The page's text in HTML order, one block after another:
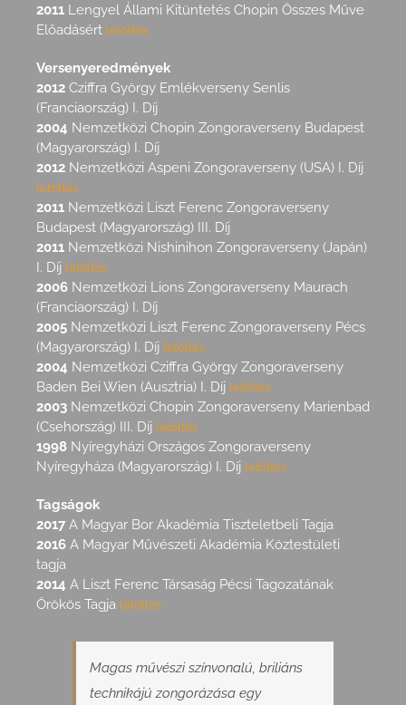
2011 Lengyel Állami Kitüntetés Chopin Összes Műve
Előadásért letöltés
Versenyeredmények
2012 Cziffra György Emlékverseny Senlis
(Franciaország) I. Díj
2004 Nemzetközi Chopin Zongoraverseny Budapest
(Magyarország) I. Díj
2012 Nemzetközi Aspeni Zongoraverseny (USA) I. Díj
letöltés
2011 Nemzetközi Liszt Ferenc Zongoraverseny
Budapest (Magyarország) III. Díj
2011 Nemzetközi Nishinihon Zongoraverseny (Japán)
I. Díj letöltés
2006 Nemzetközi Lions Zongoraverseny Maurach
(Franciaország) I. Díj
2005 Nemzetközi Liszt Ferenc Zongoraverseny Pécs
(Magyarország) I. Díj letöltés
2004 Nemzetközi Cziffra György Zongoraverseny
Baden Bei Wien (Ausztria) I. Díj letöltés
2003 Nemzetközi Chopin Zongoraverseny Marienbad
(Csehország) III. Díj letöltés
1998 Nyíregyházi Országos Zongoraverseny
Nyíregyháza (Magyarország) I. Díj letöltés
Tagságok
2017 A Magyar Bor Akadémia Tiszteletbeli Tagja
2016 A Magyar Művészeti Akadémia Köztestületi
tagja
2014 A Liszt Ferenc Társaság Pécsi Tagozatának
Örökös Tagja letöltés
Magas művészi színvonalú, briliáns
technikájú zongorázása egy